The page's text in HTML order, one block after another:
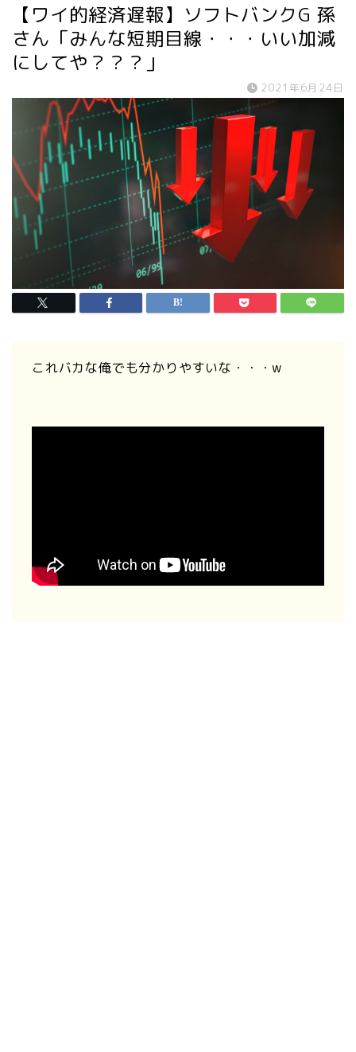
【ワイ的経済遅報】ソフトバンクG 孫
さん「みんな短期目線・・・いい加減
にしてや？？？」
2021年6月24日
これバカな俺でも分かりやすいな・・・w